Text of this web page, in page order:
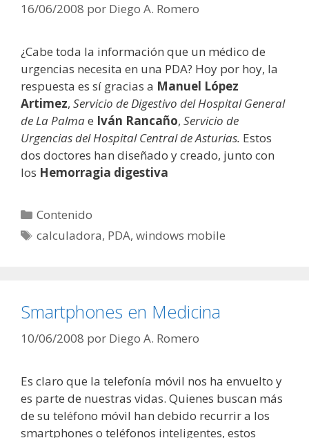
16/06/2008 por Diego A. Romero
¿Cabe toda la información que un médico de
urgencias necesita en una PDA? Hoy por hoy, la
respuesta es sí gracias a Manuel López
Artimez, Servicio de Digestivo del Hospital General
de La Palmae Iván Rancaño, Servicio de
Urgencias del Hospital Central de Asturias. Estos
dos doctores han diseñado y creado, junto con
los Hemorragia digestiva
Categorías
Contenido
Etiquetas
calculadora, PDA,windows mobile
Smartphones en Medicina
10/06/2008 por Diego A. Romero
Es claro que la telefonía móvil nos ha envuelto y
es parte de nuestras vidas. Quienes buscan más
de su teléfono móvil han debido recurrir a los
smartphones o teléfonos inteligentes, estos